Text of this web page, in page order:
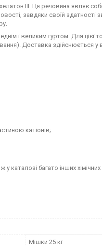
III. Ця речовина являє
завдяки своїй здатності
і великим гуртом. Для цієї
Доставка здійснюється у
катіонів;
каталозі багато інших
Мішки 25 кг